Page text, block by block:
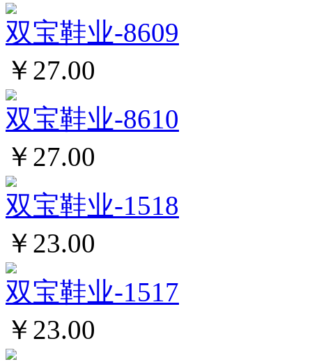
双宝鞋业-8609
￥27.00
双宝鞋业-8610
￥27.00
双宝鞋业-1518
￥23.00
双宝鞋业-1517
￥23.00